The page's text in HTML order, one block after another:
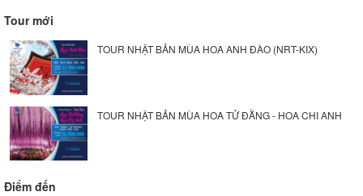
Tour mới
TOUR NHẬT BẢN MÙA HOA ANH ĐÀO (NRT-KIX)
TOUR NHẬT BẢN MÙA HOA TỬ ĐẰNG - HOA CHI ANH
Điểm đến